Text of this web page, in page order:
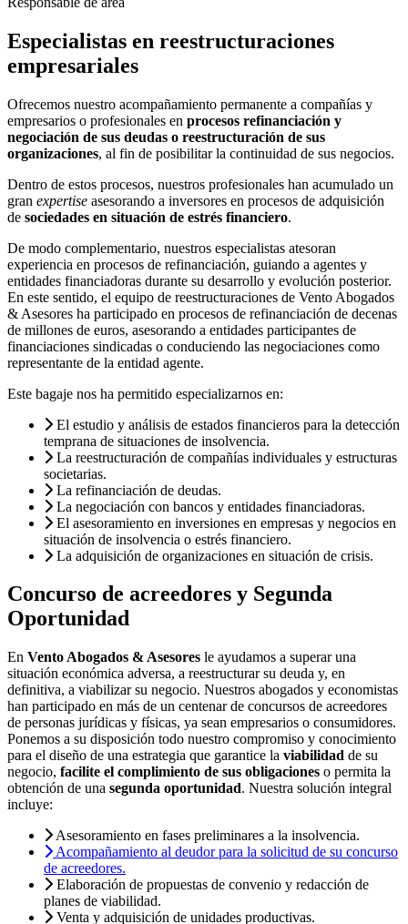
Especialistas en reestructuraciones
empresariales
Ofrecemos nuestro acompañamiento permanente a compañías y
empresarios o profesionales en procesos refinanciación y
negociación de sus deudas o reestructuración de sus
organizaciones, al fin de posibilitar la continuidad de sus negocios.
Dentro de estos procesos, nuestros profesionales han acumulado un
gran expertise asesorando a inversores en procesos de adquisición
de sociedades en situación de estrés financiero.
De modo complementario, nuestros especialistas atesoran
experiencia en procesos de refinanciación, guiando a agentes y
entidades financiadoras durante su desarrollo y evolución posterior.
En este sentido, el equipo de reestructuraciones de Vento Abogados
& Asesores ha participado en procesos de refinanciación de decenas
de millones de euros, asesorando a entidades participantes de
financiaciones sindicadas o conduciendo las negociaciones como
representante de la entidad agente.
Este bagaje nos ha permitido especializarnos en:
El estudio y análisis de estados financieros para la detección
temprana de situaciones de insolvencia.
La reestructuración de compañías individuales y estructuras
societarias.
La refinanciación de deudas.
La negociación con bancos y entidades financiadoras.
El asesoramiento en inversiones en empresas y negocios en
situación de insolvencia o estrés financiero.
La adquisición de organizaciones en situación de crisis.
Concurso de acreedores y Segunda
Oportunidad
En Vento Abogados & Asesores le ayudamos a superar una
situación económica adversa, a reestructurar su deuda y, en
definitiva, a viabilizar su negocio. Nuestros abogados y economistas
han participado en más de un centenar de concursos de acreedores
de personas jurídicas y físicas, ya sean empresarios o consumidores.
Ponemos a su disposición todo nuestro compromiso y conocimiento
para el diseño de una estrategia que garantice la viabilidad de su
negocio, facilite el complimiento de sus obligaciones o permita la
obtención de una segunda oportunidad. Nuestra solución integral
incluye:
Asesoramiento en fases preliminares a la insolvencia.
Acompañamiento al deudor para la solicitud de su concurso
de acreedores.
Elaboración de propuestas de convenio y redacción de
planes de viabilidad.
Venta y adquisición de unidades productivas.